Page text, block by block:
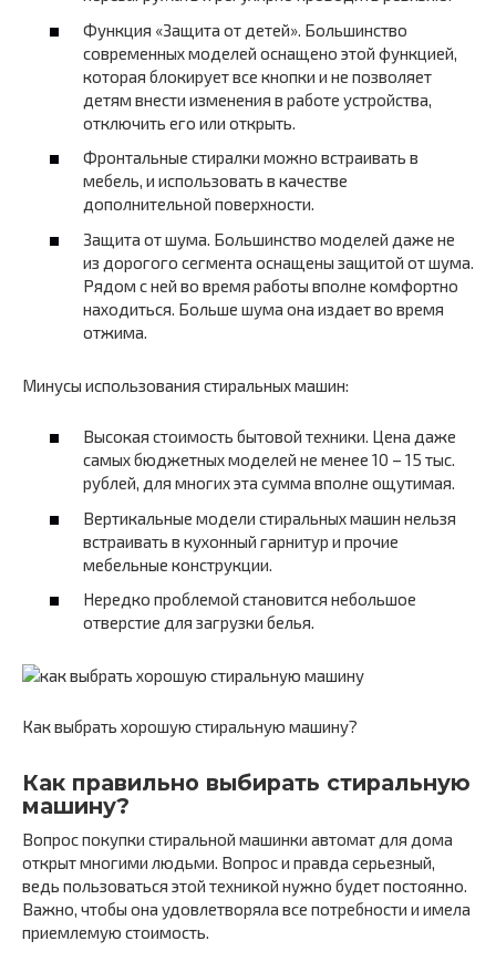
Функция «Защита от детей». Большинство
современных моделей оснащено этой функцией,
которая блокирует все кнопки и не позволяет
детям внести изменения в работе устройства,
отключить его или открыть.
Фронтальные стиралки можно встраивать в
мебель, и использовать в качестве
дополнительной поверхности.
Защита от шума. Большинство моделей даже не
из дорогого сегмента оснащены защитой от шума.
Рядом с ней во время работы вполне комфортно
находиться. Больше шума она издает во время
отжима.
Минусы использования стиральных машин:
Высокая стоимость бытовой техники. Цена даже
самых бюджетных моделей не менее 10 – 15 тыс.
рублей, для многих эта сумма вполне ощутимая.
Вертикальные модели стиральных машин нельзя
встраивать в кухонный гарнитур и прочие
мебельные конструкции.
Нередко проблемой становится небольшое
отверстие для загрузки белья.
Как выбрать хорошую стиральную машину?
Как правильно выбирать стиральную
машину?
Вопрос покупки стиральной машинки автомат для дома
открыт многими людьми. Вопрос и правда серьезный,
ведь пользоваться этой техникой нужно будет постоянно.
Важно, чтобы она удовлетворяла все потребности и имела
приемлемую стоимость.